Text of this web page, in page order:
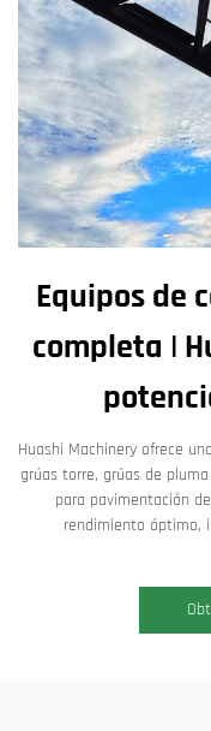
Equipos de
completa |
Huashi Machinery ofrece
grúas torre, grúas de
para pavimentación
rendimiento óptimo,